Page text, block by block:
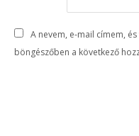
A nevem, e-mail címem,
böngészőben a következő